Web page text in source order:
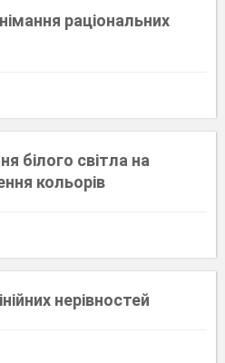
раціональних
білого світла на
кольорів
нерівностей